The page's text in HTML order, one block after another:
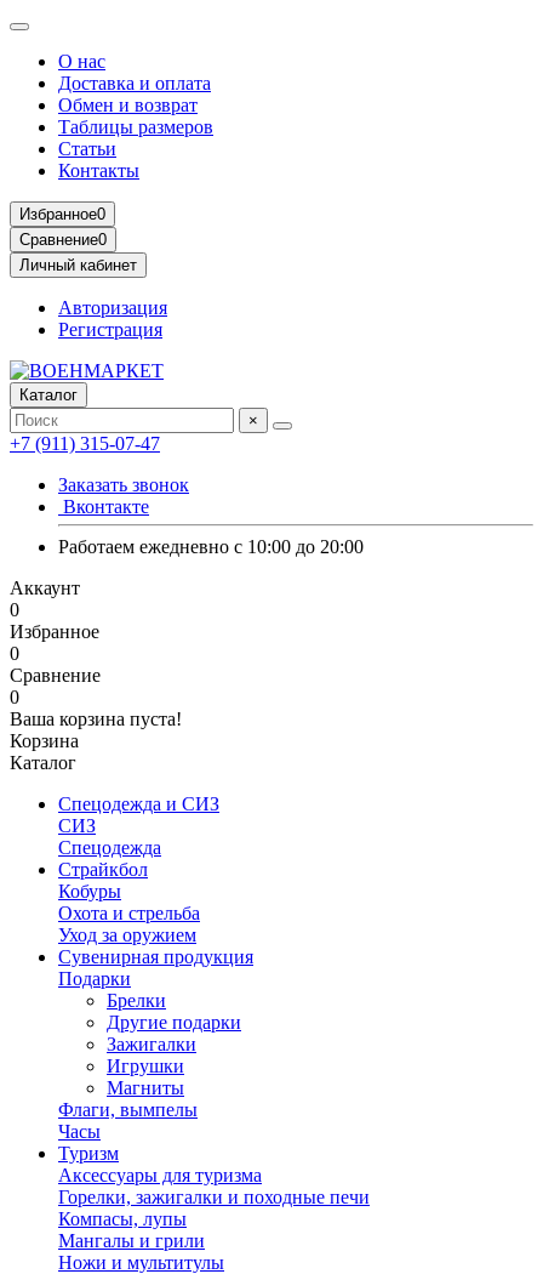
О нас
Доставка и оплата
Обмен и возврат
Таблицы размеров
Статьи
Контакты
Избранное0
Сравнение0
Личный кабинет
Авторизация
Регистрация
Каталог
×
+7 (911) 315-07-47
Заказать звонок
Вконтакте
Работаем ежедневно с 10:00 до 20:00
Аккаунт
0
Избранное
0
Сравнение
0
Ваша корзина пуста!
Корзина
Каталог
Спецодежда и СИЗ
СИЗ
Спецодежда
Страйкбол
Кобуры
Охота и стрельба
Уход за оружием
Сувенирная продукция
Подарки
Брелки
Другие подарки
Зажигалки
Игрушки
Магниты
Флаги, вымпелы
Часы
Туризм
Аксессуары для туризма
Горелки, зажигалки и походные печи
Компасы, лупы
Мангалы и грили
Ножи и мультитулы